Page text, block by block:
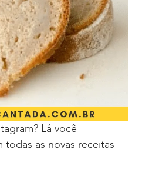
Lá você
todas as novas receitas